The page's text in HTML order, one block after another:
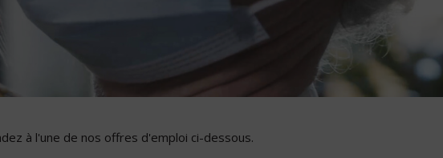
à l'une de nos offres d'emploi ci-dessous.